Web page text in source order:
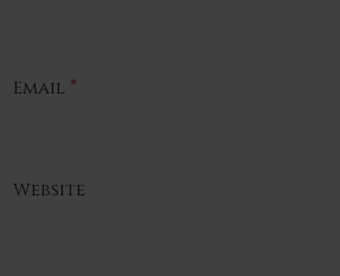
Email *
Website